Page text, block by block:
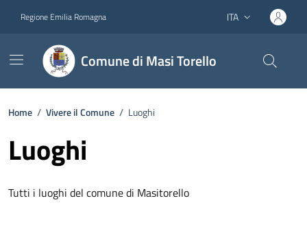
Regione Emilia Romagna Lingua attiva:
ITA
Comune di Masi Torello
Home / Vivere il Comune / Luoghi
Luoghi
Tutti i luoghi del comune di Masitorello